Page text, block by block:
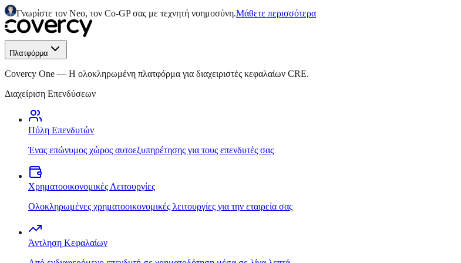
Γνωρίστε τον Neo, τον Co-GP σας με τεχνητή νοημοσύνη.Μάθετε περισσότερα
Πλατφόρμα
Covercy One — Η ολοκληρωμένη πλατφόρμα για διαχειριστές κεφαλαίων CRE.
Διαχείριση Επενδύσεων
Πύλη Επενδυτών
Ένας επώνυμος χώρος αυτοεξυπηρέτησης για τους επενδυτές σας
Χρηματοοικονομικές Λειτουργίες
Ολοκληρωμένες χρηματοοικονομικές λειτουργίες για την εταιρεία σας
Άντληση Κεφαλαίων